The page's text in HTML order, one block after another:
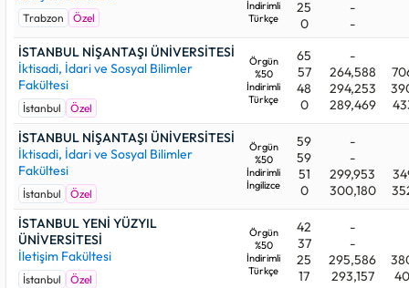
Trabzon Özel
İndirimli
Türkçe
25
0
-
-
İSTANBUL NİŞANTAŞI ÜNİVERSİTESİ
İktisadi, İdari ve Sosyal Bilimler
Fakültesi
İstanbul Özel
Örgün
%50
İndirimli
Türkçe
65
57
48
0
-
264,588
294,253
289,469
İSTANBUL NİŞANTAŞI ÜNİVERSİTESİ
İktisadi, İdari ve Sosyal Bilimler
Fakültesi
İstanbul Özel
Örgün
%50
İndirimli
İngilizce
59
59
51
0
-
-
299,953
300,180
İSTANBUL YENİ YÜZYIL
ÜNİVERSİTESİ
İletişim Fakültesi
İstanbul Özel
Örgün
%50
İndirimli
Türkçe
42
37
25
17
-
-
295,586
293,157